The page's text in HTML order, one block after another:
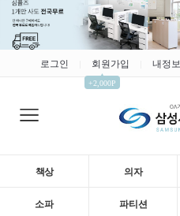
로그인 회원가입
▲
+2,000P
내정보
책상 의자
소파 파티션